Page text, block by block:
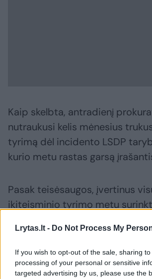
Lrytas.lt - Do Not Process My
If you wish to opt-out of the sale, sharing
processing of your personal or sensitive
targeted advertising by us, please use the
Kaip skelbta, antradienį
nutraukusi kelis mėnesius
tyrimą dėl incidento LSDP
kurio metu rastas garsą
Pasak teisėsaugos, įvertinus
ikiteisminio tyrimo metu
turinti nusikaltimo ar
nusižengimo požymių.